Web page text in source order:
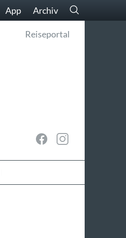
App Archiv
Reiseportal